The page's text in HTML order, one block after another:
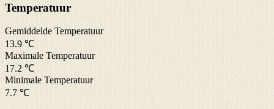
Temperatuur
Gemiddelde Temperatuur
13.9 ℃
Maximale Temperatuur
17.2 ℃
Minimale Temperatuur
7.7 ℃